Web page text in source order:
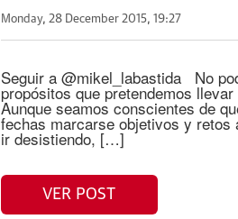
Monday, 28 December 2015, 19:27
Seguir a @mikel_labastida No
propósitos que pretendemos
Aunque seamos conscientes de
fechas marcarse objetivos y retos
ir desistiendo, […]
VER POST